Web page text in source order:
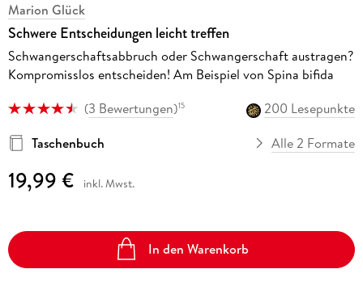
Marion Glück
Schwere Entscheidungen leicht treffen
Schwangerschaftsabbruch oder Schwangerschaft austragen?
Kompromisslos entscheiden! Am Beispiel von Spina bifida
(3 Bewertungen)15
200 Lesepunkte
Taschenbuch
Alle 2 Formate
19,99 € inkl. Mwst.
In den Warenkorb